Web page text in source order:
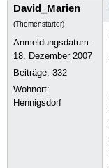
David_Marien
(Themenstarter)
Anmeldungsdatum:
18. Dezember 2007
Beiträge:332
Wohnort:
Hennigsdorf